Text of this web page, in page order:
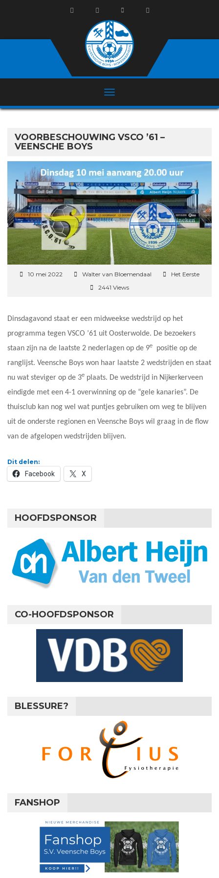
VOORBESCHOUWING VSCO ’61 –
VEENSCHE BOYS
10 mei 2022 Walter van Bloemendaal
Het Eerste
2441 Views
Dinsdagavond staat er een midweekse wedstrijd op het
programma tegen VSCO ’61 uit Oosterwolde. De bezoekers
staan zijn na de laatste 2 nederlagen op de 9e positie op de
ranglijst. Veensche Boys won haar laatste 2 wedstrijden en staat
nu wat steviger op de 3e plaats. De wedstrijd in Nijkerkerveen
eindigde met een 4-1 overwinning op de “gele kanaries”. De
thuisclub kan nog wel wat puntjes gebruiken om weg te blijven
uit de onderste regionen en Veensche Boys wil graag in de flow
van de afgelopen wedstrijden blijven.
Dit delen:
Facebook X
HOOFDSPONSOR
CO-HOOFDSPONSOR
BLESSURE?
FANSHOP